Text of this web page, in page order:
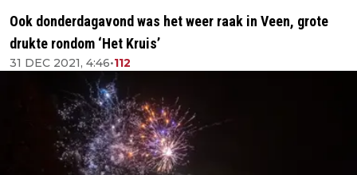
Ook donderdagavond was het weer raak in Veen, grote
drukte rondom ‘Het Kruis’
31 DEC 2021, 4:46•112